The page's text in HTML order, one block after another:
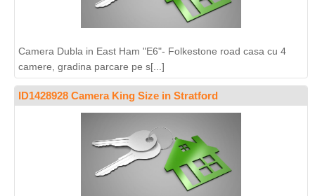
Camera Dubla in East Ham "E6"- Folkestone road casa cu 4
camere, gradina parcare pe s[...]
ID1428928 Camera King Size in Stratford